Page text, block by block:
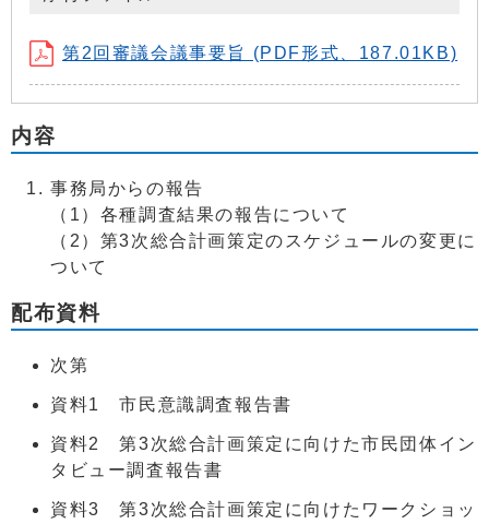
第2回審議会議事要旨 (PDF形式、187.01KB)
内容
事務局からの報告
（1）各種調査結果の報告について
（2）第3次総合計画策定のスケジュールの変更に
ついて
配布資料
次第
資料1 市民意識調査報告書
資料2 第3次総合計画策定に向けた市民団体イン
タビュー調査報告書
資料3 第3次総合計画策定に向けたワークショッ